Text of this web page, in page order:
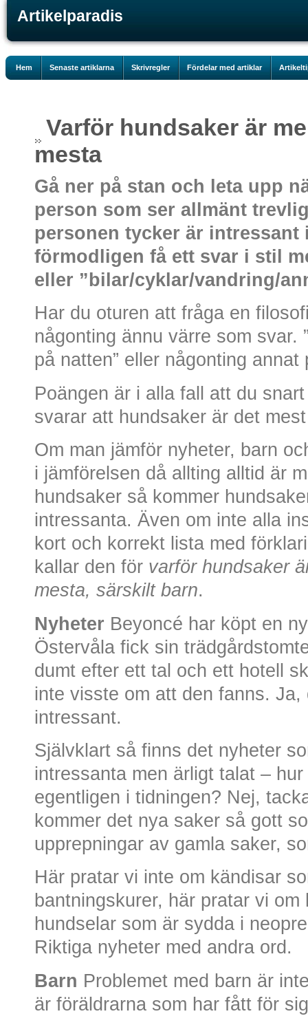
Artikelparadis
Hem Senaste artiklarna Skrivregler Fördelar med artiklar
Varför hundsaker är
mesta
Gå ner på stan och leta upp
person som ser allmänt
personen tycker är intressant
förmodligen få ett svar i stil
eller ”bilar/cyklar/vandring/
Har du oturen att fråga en
någonting ännu värre som svar.
på natten” eller någonting annat
Poängen är i alla fall att du
svarar att hundsaker är det
Om man jämför nyheter, barn
i jämförelsen då allting alltid är
hundsaker så kommer
intressanta. Även om inte alla
kort och korrekt lista med
kallar den för varför hundsaker
mesta, särskilt barn.
Nyheter Beyoncé har köpt en
Östervåla fick sin
dumt efter ett tal och ett hotell
inte visste om att den fanns.
intressant.
Självklart så finns det nyheter
intressanta men ärligt talat –
egentligen i tidningen? Nej,
kommer det nya saker så gott
upprepningar av gamla saker,
Här pratar vi inte om kändisar
bantningskurer, här pratar vi
hundselar som är sydda i
Riktiga nyheter med andra ord.
Barn Problemet med barn är
är föräldrarna som har fått för